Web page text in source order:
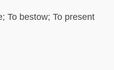
To bestow; To present